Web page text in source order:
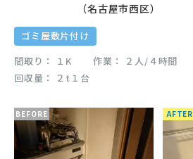
（名古屋市西区）
ゴミ屋敷片付け
間取り
１K 作業
２人/４時間
回収量
２t１台
BEFORE AFTER